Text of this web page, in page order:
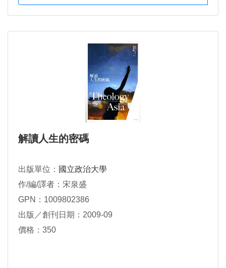
解讀人生的密碼
出版單位： 國立政治大學
作/編/譯者：宋泉盛
GPN：1009802386
出版／創刊日期：2009-09
價格：350